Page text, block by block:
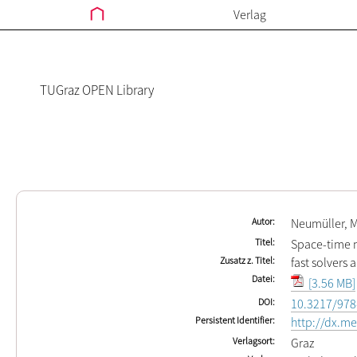
Verlag
TUGraz OPEN Library
Autor Neumüller,
Titel Space-time
Zusatz z. Titel fast solvers
Datei [3.56 MB]
DOI 10.3217/
Persistent Identifier http://
Verlagsort Graz